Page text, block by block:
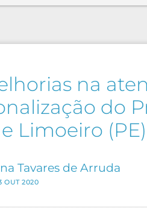
na
do
Limoeiro (PE)
Tavares de Arruda
OUT 2020